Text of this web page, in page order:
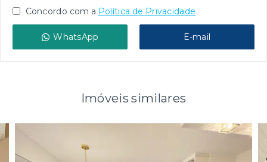
Concordo com a Política de Privacidade
WhatsApp E-mail
Imóveis similares